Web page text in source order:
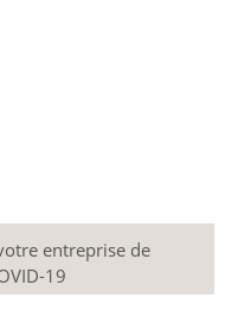
entreprise de
19